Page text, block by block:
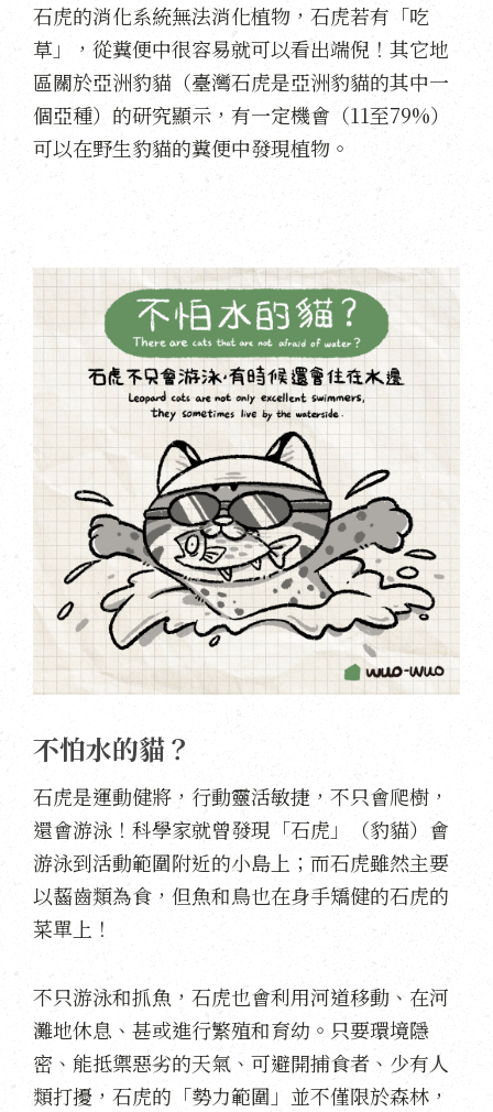
石虎的消化系統無法消化植物，石虎若有「吃
草」，從糞便中很容易就可以看出端倪！其它地
區關於亞洲豹貓（臺灣石虎是亞洲豹貓的其中一
個亞種）的研究顯示，有一定機會（11至79%）
可以在野生豹貓的糞便中發現植物。
不怕水的貓？
石虎是運動健將，行動靈活敏捷，不只會爬樹，
還會游泳！科學家就曾發現「石虎」（豹貓）會
游泳到活動範圍附近的小島上；而石虎雖然主要
以齧齒類為食，但魚和鳥也在身手矯健的石虎的
菜單上！
不只游泳和抓魚，石虎也會利用河道移動、在河
灘地休息、甚或進行繁殖和育幼。只要環境隱
密、能抵禦惡劣的天氣、可避開捕食者、少有人
類打擾，石虎的「勢力範圍」並不僅限於森林，